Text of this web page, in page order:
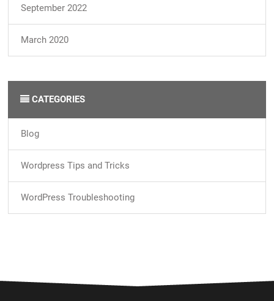
September 2022
March 2020
CATEGORIES
Blog
Wordpress Tips and Tricks
WordPress Troubleshooting